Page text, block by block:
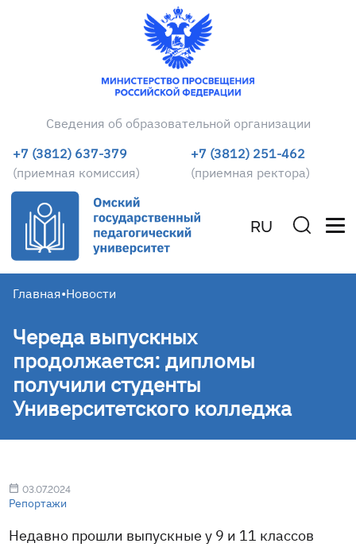
Сведения об образовательной организации
+7 (3812) 637-379
(приемная комиссия)
+7 (3812) 251-462
(приемная ректора)
RU
Главная•Новости
Череда выпускных
продолжается: дипломы
получили студенты
Университетского колледжа
03.07.2024
Репортажи
Недавно прошли выпускные у 9 и 11 классов